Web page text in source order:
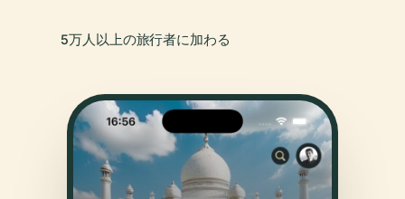
5万人以上の旅行者に加わる